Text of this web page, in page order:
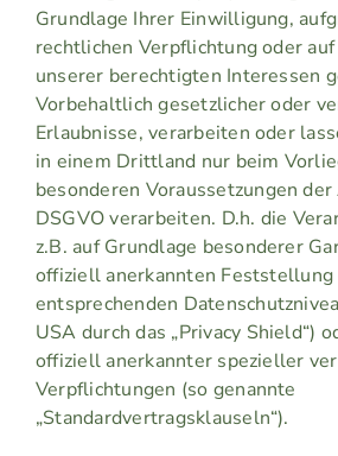
Grundlage Ihrer Einwilligung,
rechtlichen Verpflichtung oder
unserer berechtigten Interessen
Vorbehaltlich gesetzlicher oder
Erlaubnisse, verarbeiten oder
in einem Drittland nur beim
besonderen Voraussetzungen
DSGVO verarbeiten. D.h. die
z.B. auf Grundlage besonderer
offiziell anerkannten Feststellung
entsprechenden
USA durch das „Privacy Shield“)
offiziell anerkannter spezieller
Verpflichtungen (so genannte
„Standardvertragsklauseln“).